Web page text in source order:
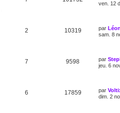
ven. 12
2 10319 par
sam. 8
7 9598 par
jeu. 6
6 17859 par
dim. 2